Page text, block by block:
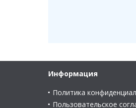
Информация
Политика
Пользовательское